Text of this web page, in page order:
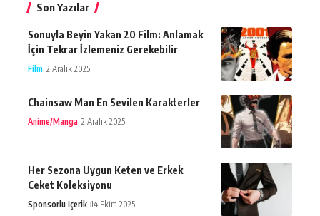
Son Yazılar
Sonuyla Beyin Yakan 20 Film: Anlamak
İçin Tekrar İzlemeniz Gerekebilir
Film 2 Aralık 2025
Chainsaw Man En Sevilen Karakterler
Anime/Manga 2 Aralık 2025
Her Sezona Uygun Keten ve Erkek
Ceket Koleksiyonu
Sponsorlu İçerik 14 Ekim 2025